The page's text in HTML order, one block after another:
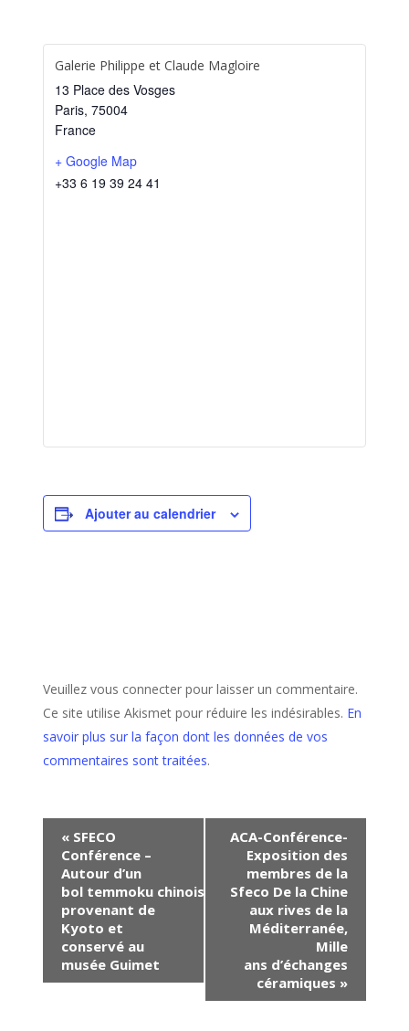
Galerie Philippe et Claude Magloire
13 Place des Vosges
Paris, 75004
France
+ Google Map
‭+33 6 19 39 24 41‬
Ajouter au calendrier
Veuillez vous connecter pour laisser un commentaire.
Ce site utilise Akismet pour réduire les indésirables. En
savoir plus sur la façon dont les données de vos
commentaires sont traitées.
Navigation
Évènement
«SFECO
Conférence –
Autour d’un
bol temmoku chinois
provenant de
Kyoto et
conservé au
musée Guimet
ACA-Conférence-
Exposition des
membres de la
Sfeco De la Chine
aux rives de la
Méditerranée,
Mille
ans d’échanges
céramiques »